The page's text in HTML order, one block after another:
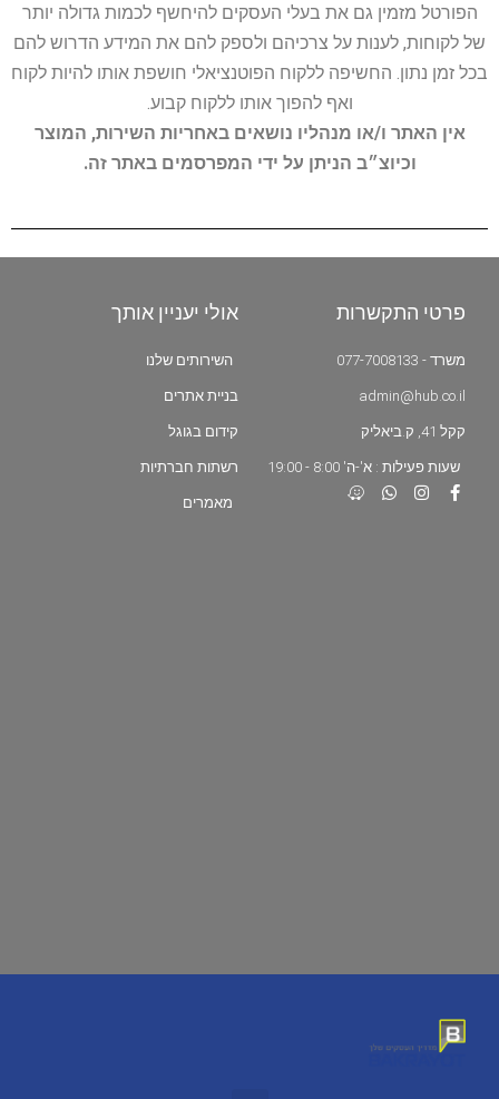
הפורטל מזמין גם את בעלי העסקים להיחשף לכמות גדולה יותר
של לקוחות, לענות על צרכיהם ולספק להם את המידע הדרוש להם
בכל זמן נתון. החשיפה ללקוח הפוטנציאלי חושפת אותו להיות לקוח
ואף להפוך אותו ללקוח קבוע.
אין האתר ו/או מנהליו נושאים באחריות השירות, המוצר
וכיוצ״ב הניתן על ידי המפרסמים באתר זה.
פרטי התקשרות
משרד - 077-7008133
admin@hub.co.il
קקל 41, ק.ביאליק
שעות פעילות : א'-ה' 8:00 - 19:00
אולי יעניין אותך
השירותים שלנו
בניית אתרים
קידום בגוגל
רשתות חברתיות
מאמרים